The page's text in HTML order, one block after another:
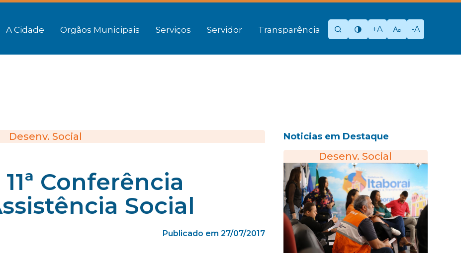
A Cidade Orgãos Municipais Serviços Servidor Transparência +A -A
Desenv. Social
Conferência
Social
Publicado em 27/07/2017
Noticias em Destaque
Desenv. Social